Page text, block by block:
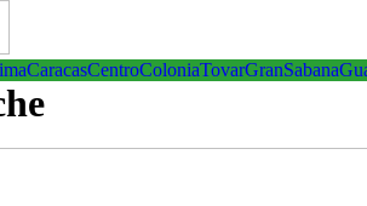
CaracasCentroColoniaTovarGranSabana